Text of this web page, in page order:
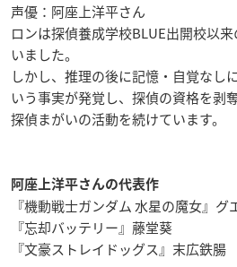
声優：阿座上洋平さん
ロンは探偵養成学校BLUE出開校以
いました。
しかし、推理の後に記憶・自覚なし
いう事実が発覚し、探偵の資格を剥
探偵まがいの活動を続けています。
阿座上洋平さんの代表作
『機動戦士ガンダム 水星の魔女』グ
『忘却バッテリー』藤堂葵
『文豪ストレイドッグス』末広鉄腸